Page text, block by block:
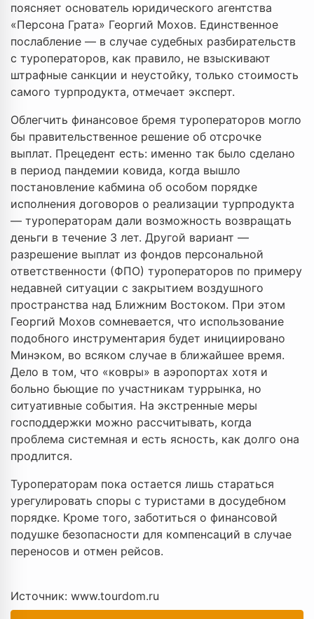
поясняет основатель юридического агентства
«Персона Грата» Георгий Мохов. Единственное
послабление — в случае судебных разбирательств
с туроператоров, как правило, не взыскивают
штрафные санкции и неустойку, только стоимость
самого турпродукта, отмечает эксперт.
Облегчить финансовое бремя туроператоров могло
бы правительственное решение об отсрочке
выплат. Прецедент есть: именно так было сделано
в период пандемии ковида, когда вышло
постановление кабмина об особом порядке
исполнения договоров о реализации турпродукта
— туроператорам дали возможность возвращать
деньги в течение 3 лет. Другой вариант —
разрешение выплат из фондов персональной
ответственности (ФПО) туроператоров по примеру
недавней ситуации с закрытием воздушного
пространства над Ближним Востоком. При этом
Георгий Мохов сомневается, что использование
подобного инструментария будет инициировано
Минэком, во всяком случае в ближайшее время.
Дело в том, что «ковры» в аэропортах хотя и
больно бьющие по участникам туррынка, но
ситуативные события. На экстренные меры
господдержки можно рассчитывать, когда
проблема системная и есть ясность, как долго она
продлится.
Туроператорам пока остается лишь стараться
урегулировать споры с туристами в досудебном
порядке. Кроме того, заботиться о финансовой
подушке безопасности для компенсаций в случае
переносов и отмен рейсов.
Источник: www.tourdom.ru